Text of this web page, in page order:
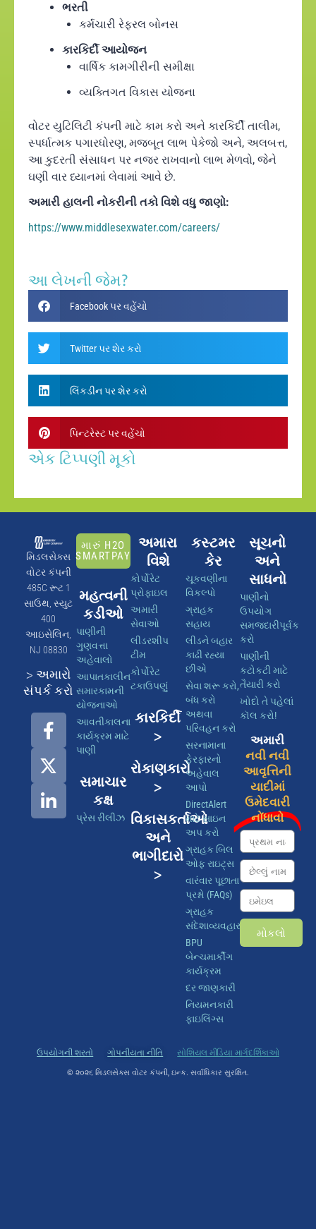
ભરતી
કર્મચારી રેફરલ બોનસ
કારકિર્દી આયોજન
વાર્ષિક કામગીરીની સમીક્ષા
વ્યક્તિગત વિકાસ યોજના
વોટર યુટિલિટી કંપની માટે કામ કરો અને કારકિર્દી તાલીમ,
સ્પર્ધાત્મક પગારધોરણ, મજબૂત લાભ પેકેજો અને, અલબત્ત,
આ કુદરતી સંસાધન પર નજર રાખવાનો લાભ મેળવો, જેને
ઘણી વાર ધ્યાનમાં લેવામાં આવે છે.
અમારી હાલની નોકરીની તકો વિશે વધુ જાણો:
https://www.middlesexwater.com/careers/
આ લેખની જેમ?
Facebook પર વહેંચો
Twitter પર શેર કરો
લિંકડીન પર શેર કરો
પિન્ટરેસ્ટ પર વહેંચો
એક ટિપ્પણી મૂકો
મિડલસેક્સ
વોટર કંપની
485C રૂટ 1
સાઉથ, સ્યુટ
400
આઇસેલિન,
NJ 08830
> અમારો
સંપર્ક કરો
મારું H2O
SMARTPAY
મહત્વની
કડીઓ
પાણીની
ગુણવત્તા
અહેવાલો
આપાતકાલીન
સમારકામની
યોજનાઓ
આવતીકાલના
કાર્યક્રમ માટે
પાણી
સમાચાર
કક્ષ
પ્રેસ રીલીઝ
અમારા
વિશે
કોર્પોરેટ
પ્રોફાઇલ
અમારી
સેવાઓ
લીડરશીપ
ટીમ
કોર્પોરેટ
ટકાઉપણું
કારકિર્દી
>
રોકાણકારો
>
વિકાસકર્તાઓ
અને
ભાગીદારો
>
કસ્ટમર
કેર
ચૂકવણીના
વિકલ્પો
ગ્રાહક
સહાય
લીડને બહાર
કાઢી રહ્યા
છીએ
સેવા શરૂ કરો,
બંધ કરો
અથવા
પરિવહન કરો
સરનામાના
ફેરફારનો
અહેવાલ
આપો
DirectAlert
માટે સાઇન
અપ કરો
ગ્રાહક બિલ
ઓફ રાઇટ્સ
વારંવાર પૂછાતા
પ્રશ્નો (FAQs)
ગ્રાહક
સંદેશાવ્યવહાર
BPU
બેન્ચમાર્કીંગ
કાર્યક્રમ
દર જાણકારી
નિયમનકારી
ફાઇલિંગ્સ
સૂચનો
અને
સાધનો
પાણીનો
ઉપયોગ
સમજદારીપૂર્વક
કરો
પાણીની
કટોકટી માટે
તૈયારી કરો
ખોદો તે પહેલાં
કૉલ કરો!
અમારી
નવી નવી
આવૃત્તિની
યાદીમાં
ઉમેદવારી
નોંધાવો
મોકલો
ઉપયોગની શરતો ગોપનીયતા નીતિ સોશિયલ મીડિયા માર્ગદર્શિકાઓ
© ૨૦૨૬ મિડલસેક્સ વોટર કંપની, ઇન્ક. સર્વાધિકાર સુરક્ષિત.